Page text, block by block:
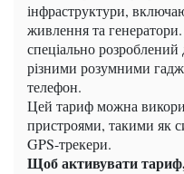
інфраструктури,
живлення та
спеціально
різними розумними
телефон.
Цей тариф можна
пристроями, такими як
GPS-трекери.
Щоб активувати тариф,